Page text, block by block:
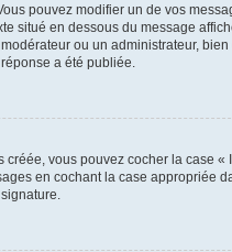
pouvez modifier un de vos
situé en dessous du message
ou un administrateur,
a été publiée.
vous pouvez cocher la case «
en cochant la case appropriée